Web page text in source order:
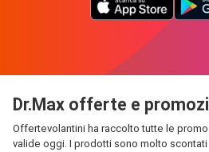
Dr.Max offerte e
Offertevolantini ha raccolto tutte le
valide oggi. I prodotti sono molto